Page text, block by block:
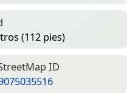
(112 pies)
ID